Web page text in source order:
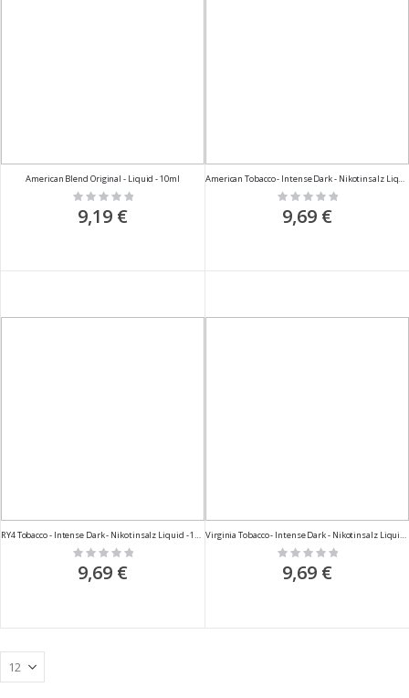
American Blend Original - Liquid - 10ml
Rating:
0%
9,19 €
American Tobacco - Intense Dark - Nikotinsalz Liquid - 10ml
Rating:
0%
9,69 €
RY4 Tobacco - Intense Dark - Nikotinsalz Liquid - 10ml
Rating:
0%
9,69 €
Virginia Tobacco - Intense Dark - Nikotinsalz Liquid - 10ml
Rating:
0%
9,69 €